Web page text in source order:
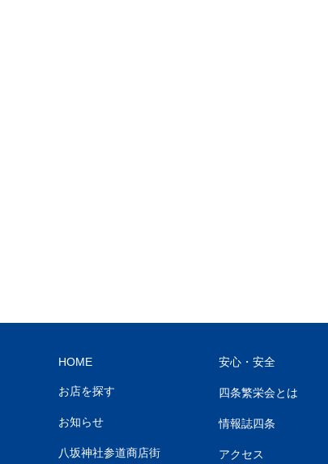
HOME
お店を探す
お知らせ
八坂神社参道商店街
安心・安全
四条繁栄会とは
情報誌四条
アクセス